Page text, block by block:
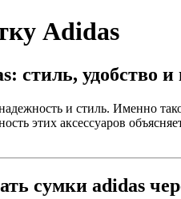
Adidas
стиль, удобство
и стиль. Именно
этих аксессуаров
сумки adidas